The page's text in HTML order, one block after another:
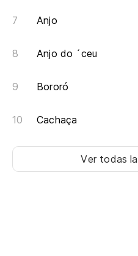
Anjo
Anjo do ´ceu
Bororó
Cachaça
Ver todas